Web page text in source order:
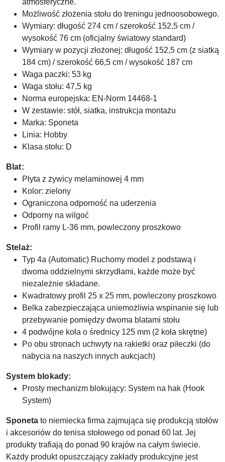
atmosferyczne.
Możliwość złożenia stołu do treningu jednoosobowego.
Wymiary: długość 274 cm / szerokość 152,5 cm /
wysokość 76 cm (oficjalny światowy standard)
Wymiary w pozycji złożonej: długość 152,5 cm (z siatką
184 cm) / szerokość 66,5 cm / wysokość 187 cm
Waga paczki: 53 kg
Waga stołu: 47,5 kg
Norma europejska: EN-Norm 14468-1
W zestawie: stół, siatka, instrukcja montażu
Marka: Sponeta
Linia: Hobby
Klasa stołu: D
Blat:
Płyta z żywicy melaminowej 4 mm
Kolor: zielony
Ograniczona odporność na uderzenia
Odporny na wilgoć
Profil ramy L-36 mm, powleczony proszkowo
Stelaż:
Typ 4a (Automatic) Ruchomy model z podstawą i
dwoma oddzielnymi skrzydłami, każde może być
niezależnie składane.
Kwadratowy profil 25 x 25 mm, powleczony proszkowo
Belka zabezpieczająca uniemożliwia wspinanie się lub
przebywanie pomiędzy dwoma blatami stołu
4 podwójne koła o średnicy 125 mm (2 koła skrętne)
Po obu stronach uchwyty na rakietki oraz piłeczki (do
nabycia na naszych innych aukcjach)
System blokady:
Prosty mechanizm blokujący: System na hak (Hook
System)
Sponeta to niemiecka firma zajmująca się produkcją stołów
i akcesoriów do tenisa stołowego od ponad 60 lat. Jej
produkty trafiają do ponad 90 krajów na całym świecie.
Każdy produkt opuszczający zakłady produkcyjne jest